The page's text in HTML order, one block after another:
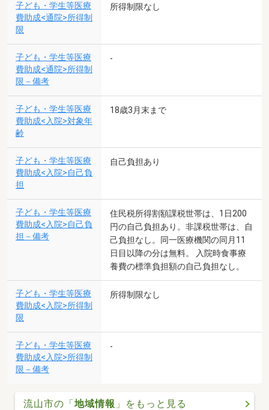
子ども・学生等医療
費助成<通院>所得制
限
所得制限なし
子ども・学生等医療
費助成<通院>所得制
限－備考
-
子ども・学生等医療
費助成<入院>対象年
齢
18歳3月末まで
子ども・学生等医療
費助成<入院>自己負
担
自己負担あり
子ども・学生等医療
費助成<入院>自己負
担－備考
住民税所得割額課税世帯は、1日200
円の自己負担あり。非課税世帯は、自
己負担なし。同一医療機関の同月11
日目以降の分は無料。 入院時食事療
養費の標準負担額の自己負担なし。
子ども・学生等医療
費助成<入院>所得制
限
所得制限なし
子ども・学生等医療
費助成<入院>所得制
限－備考
-
流山市の「地域情報 」をもっと見る